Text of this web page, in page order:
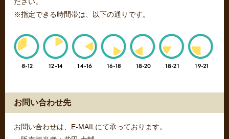
※指定できる時間帯は、以下の通りです。
お問い合わせ先
お問い合わせは、E-MAILにて承っております。